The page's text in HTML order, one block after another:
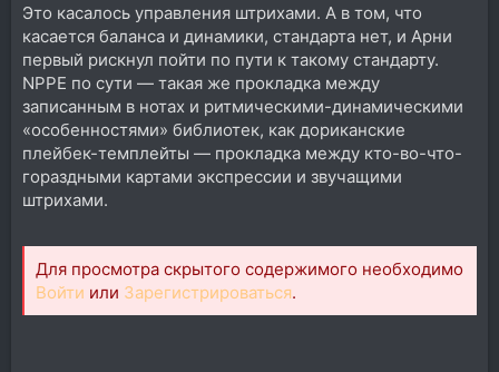
Это касалось управления штрихами. А в том, что
касается баланса и динамики, стандарта нет, и Арни
первый рискнул пойти по пути к такому стандарту.
NPPE по сути — такая же прокладка между
записанным в нотах и ритмическими-динамическими
«особенностями» библиотек, как дориканские
плейбек-темплейты — прокладка между кто-во-что-
гораздными картами экспрессии и звучащими
штрихами.
Для просмотра скрытого содержимого необходимо
Войти или Зарегистрироваться.